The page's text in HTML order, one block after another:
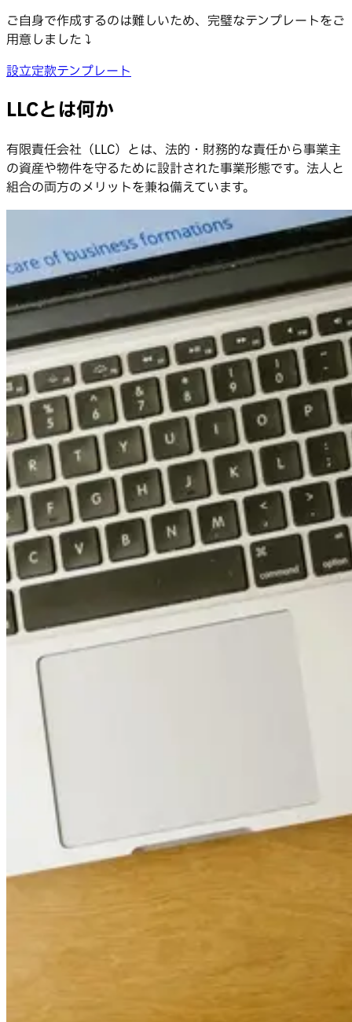
ご自身で作成するのは難しいため、完璧なテンプレートをご
用意しました ⤵️
設立定款テンプレート
LLCとは何か
有限責任会社（LLC）とは、法的・財務的な責任から事業主
の資産や物件を守るために設計された事業形態です。法人と
組合の両方のメリットを兼ね備えています。